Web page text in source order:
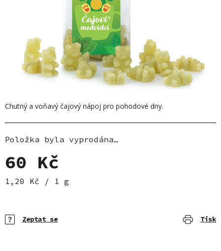
Chutný a voňavý čajový nápoj pro pohodové dny.
Položka byla vyprodána…
60 Kč
Měrná cena:
1,20 Kč / 1 g
Tisk
Zeptat se